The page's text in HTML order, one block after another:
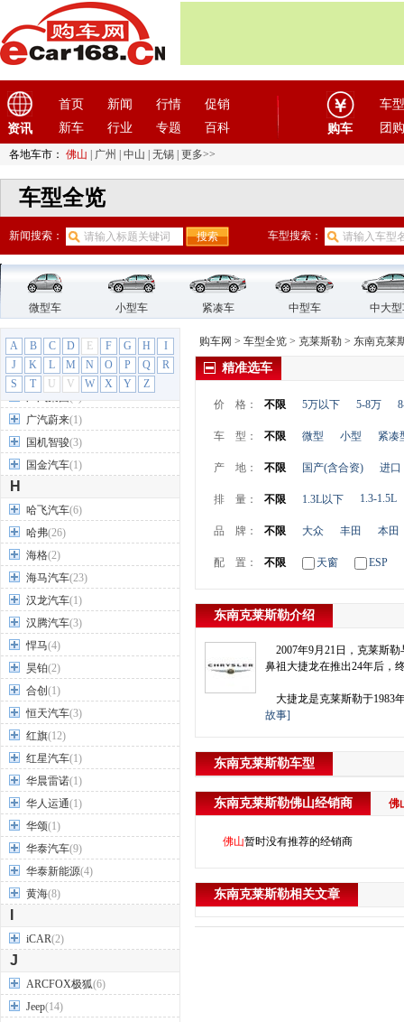
资讯
首页 新闻 行情
促销
新车
行业 专题 百科 购车
车型
团购
各地车市： 佛山 广州 中山 无锡 更多>>
车型全览
新闻搜索： 车型搜索：
微型车 小型车 紧凑车 中型车 中大
A B C D E F G H
I
J
K L M N O P Q
R
S
T U V W X Y Z
东南(12)
F
法拉利(10)
方程豹(1)
飞凡汽车(1)
菲亚特 (9)
丰田(60)
福迪(4)
福汽启腾(3)
福特(31)
福田汽车(18)
GMC(4)
广汽传祺(19)
广汽吉奥(16)
广汽蔚来(1)
国机智骏(3)
国金汽车(1)
H
哈飞汽车(6)
哈弗(26)
海格(2)
海马汽车(23)
汉龙汽车(1)
汉腾汽车(3)
悍马(4)
昊铂(2)
合创 (1)
恒天汽车(3)
红旗(12)
红星汽车(1)
华晨雷诺(1)
华人运通(1)
华颂(1)
华泰汽车(9)
华泰新能源(4)
黄海(8)
iCAR(2)
J
ARCFOX极狐(6)
Jeep(14)
购车网 > 车型全览 > 克莱斯勒 > 东南克莱
精准选车
价 格： 不限 5万以下 5-8万
车 型： 不限 微型 小型 紧凑
产 地： 不限 国产(含合资) 进口
排 量： 不限 1.3L以下 1.3-1.5L
品 牌： 不限 大众 丰田 本田
配 置： 不限 天窗 ESP
东南克莱斯勒介绍
2007年9月21日，克莱斯
鼻祖大捷龙在推出24年后，
大捷龙是克莱斯勒于1983
故事]
东南克莱斯勒车型
东南克莱斯勒佛山经销商 佛
佛山暂时没有推荐的经销商
东南克莱斯勒相关文章